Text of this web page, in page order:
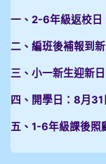
一、2-6年級返校日
二、編班後補報到
三、小一新生迎新
四、開學日：8月
五、1-6年級課後照